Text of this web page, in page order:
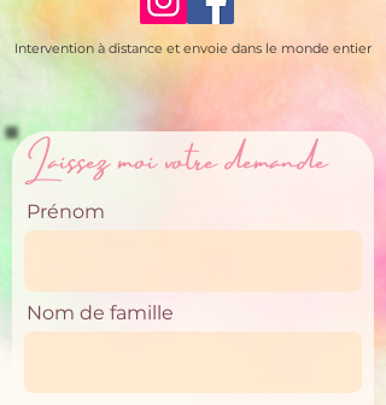
Intervention à distance et envoie dans le monde entier
Laissez moi votre demande
Prénom
Nom de famille